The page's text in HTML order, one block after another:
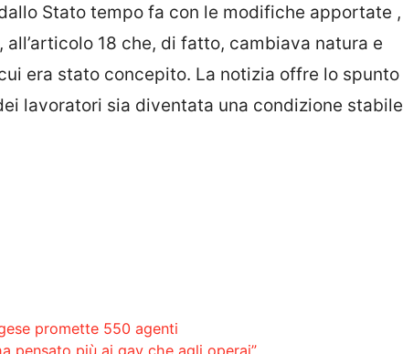
Stato tempo fa con le modifiche apportate ,
18 che, di fatto, cambiava natura e
era stato concepito. La notizia offre lo spunto
lavoratori sia diventata una condizione stabile
promette 550 agenti
pensato più ai gay che agli operai”